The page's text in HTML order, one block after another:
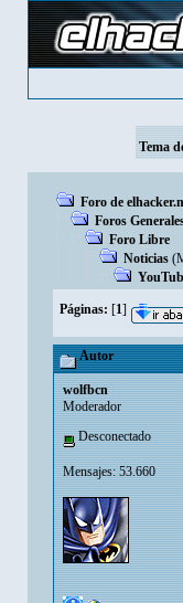
Tema
Foro de
Foros
Foro Libre
Noticias
Páginas: [1]
Autor
wolfbcn
Moderador
Desconectado
Mensajes: 53.660